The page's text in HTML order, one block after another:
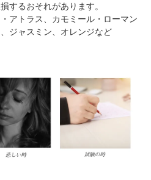
するおそれがあります。
アトラス、カモミール・ローマン
ジャスミン、オレンジなど